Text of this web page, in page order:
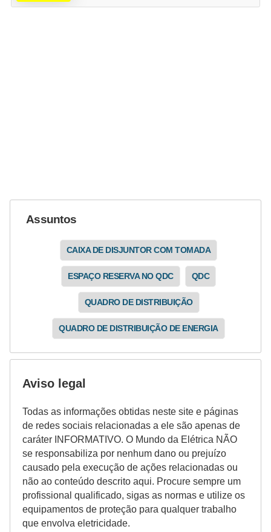
Assuntos
CAIXA DE DISJUNTOR COM TOMADA
ESPAÇO RESERVA NO QDC QDC
QUADRO DE DISTRIBUIÇÃO
QUADRO DE DISTRIBUIÇÃO DE ENERGIA
Aviso legal
Todas as informações obtidas neste site e páginas
de redes sociais relacionadas a ele são apenas de
caráter INFORMATIVO. O Mundo da Elétrica NÃO
se responsabiliza por nenhum dano ou prejuízo
causado pela execução de ações relacionadas ou
não ao conteúdo descrito aqui. Procure sempre um
profissional qualificado, sigas as normas e utilize os
equipamentos de proteção para qualquer trabalho
que envolva eletricidade.
i
n
ç
r
i
i
d
a
d
e